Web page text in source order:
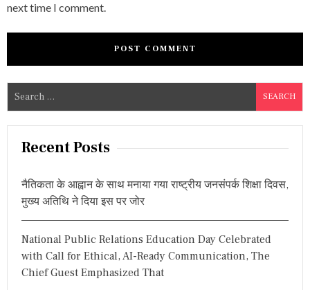
next time I comment.
e
a
Recent Posts
नैतिकता के आह्वान के साथ मनाया गया राष्ट्रीय जनसंपर्क शिक्षा दिवस,
मुख्य अतिथि ने दिया इस पर जोर
National Public Relations Education Day Celebrated
with Call for Ethical, AI-Ready Communication, The
Chief Guest Emphasized That